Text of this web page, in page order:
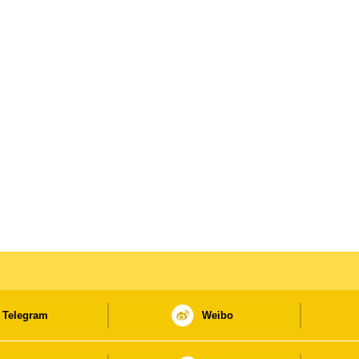
Telegram Weibo